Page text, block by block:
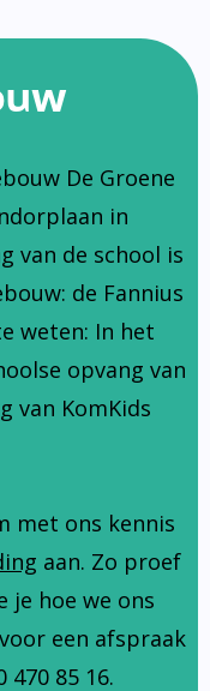
De Groene
in
van de school is
de Fannius
weten: In het
opvang van
van KomKids
met ons kennis
aan. Zo proef
je hoe we ons
een afspraak
85 16.